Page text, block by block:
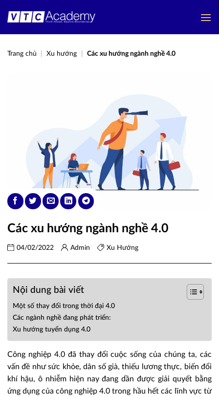
qua
Trang chủ Xu hướng Các xu hướng ngành nghề 4.0
Các xu hướng ngành nghề 4.0
04/02/2022 Admin Xu Hướng
Nội dung bài viết
Một số thay đổi trong thời đại 4.0
Các ngành nghề đang phát triển:
Xu hướng tuyển dụng 4.0
Công nghiệp 4.0 đã thay đổi cuộc sống của chúng ta, các
vấn đề như sức khỏe, dân số già, thiếu lương thực, biến đổi
khí hậu, ô nhiễm hiện nay đang dần được giải quyết bằng
ứng dụng của công nghiệp 4.0 trong hầu hết các lĩnh vực từ